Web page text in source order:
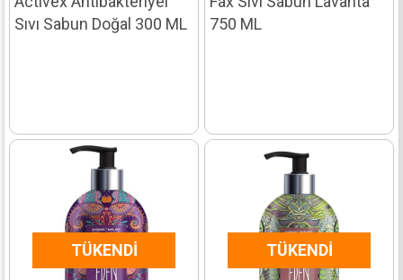
Sıvı Sabun Doğal 300 ML
750 ML
TÜKENDI TÜKENDI